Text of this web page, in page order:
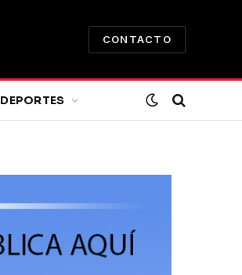
CONTACTO
DEPORTES